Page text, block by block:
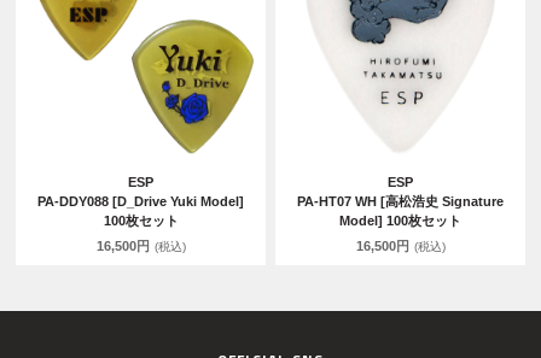
ESP
PA-DDY088 [D_Drive Yuki Model]
100枚セット
16,500円 (税込)
ESP
PA-HT07 WH [高松浩史 Signature
Model] 100枚セット
16,500円 (税込)